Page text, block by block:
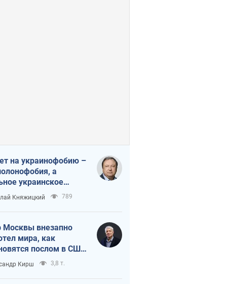
на украинофобию –
а
украинское
Княжицкий 789
Москвы внезапно
мира, как
послом в США
украинские топ-
Кирш 3,8 т.